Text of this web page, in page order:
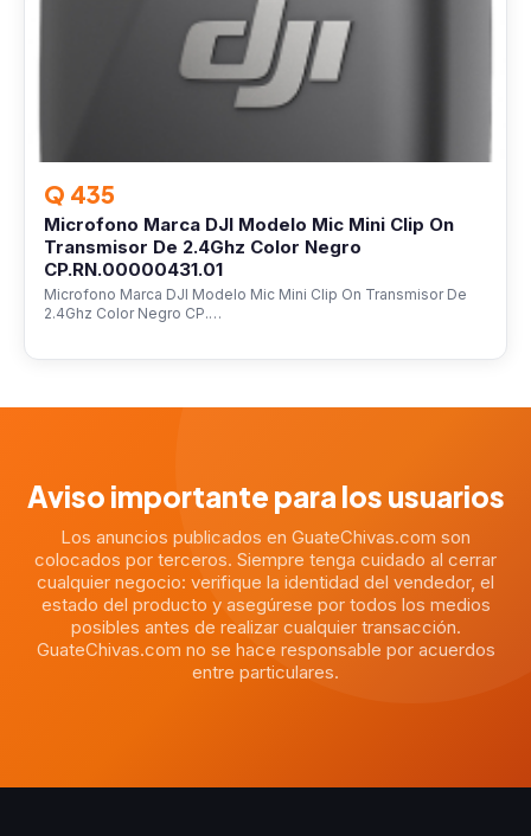
Q 435
Microfono Marca DJI Modelo Mic Mini Clip On
Transmisor De 2.4Ghz Color Negro
CP.RN.00000431.01
Microfono Marca DJI Modelo Mic Mini Clip On Transmisor De
2.4Ghz Color Negro CP.…
Aviso importante para los usuarios
Los anuncios publicados en GuateChivas.com son
colocados por terceros. Siempre tenga cuidado al cerrar
cualquier negocio: verifique la identidad del vendedor, el
estado del producto y asegúrese por todos los medios
posibles antes de realizar cualquier transacción.
GuateChivas.com no se hace responsable por acuerdos
entre particulares.